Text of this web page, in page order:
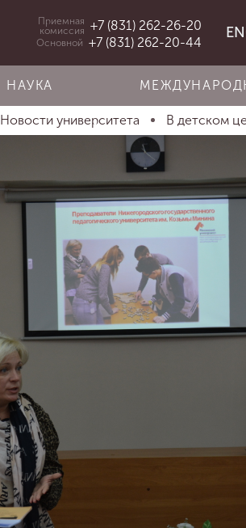
Приемная
комиссия +7 (831) 262-26-20
Основной +7 (831) 262-20-44
НАУКА
Новости университета В детском